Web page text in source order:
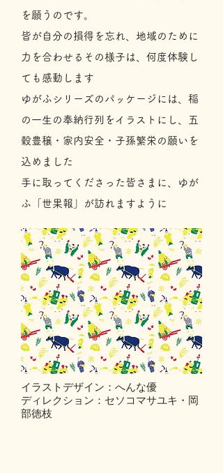
を願うのです。
皆が自分の損得を忘れ、地域のために
力を合わせるその様子は、何度体験し
ても感動します
​ゆがふシリーズのパッケージには、稲
の一生の奉納行列をイラストにし、五
穀豊穣・家内安全・子孫繁栄の願いを
込めました
​手に取ってくださった皆さまに、ゆが
ふ「世果報」が訪れますように
イラストデザイン：へんな優
ディレクション：セソコマサユキ・岡
部徳枝